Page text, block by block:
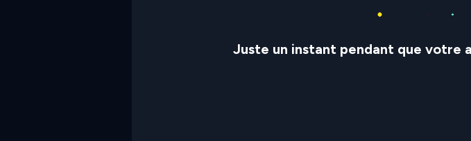
Juste un instant pendant que votre